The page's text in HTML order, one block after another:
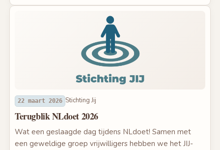
22 maart 2026 Stichting Jij
Terugblik NLdoet 2026
Wat een geslaagde dag tijdens NLdoet! Samen met
een geweldige groep vrijwilligers hebben we het JIJ-